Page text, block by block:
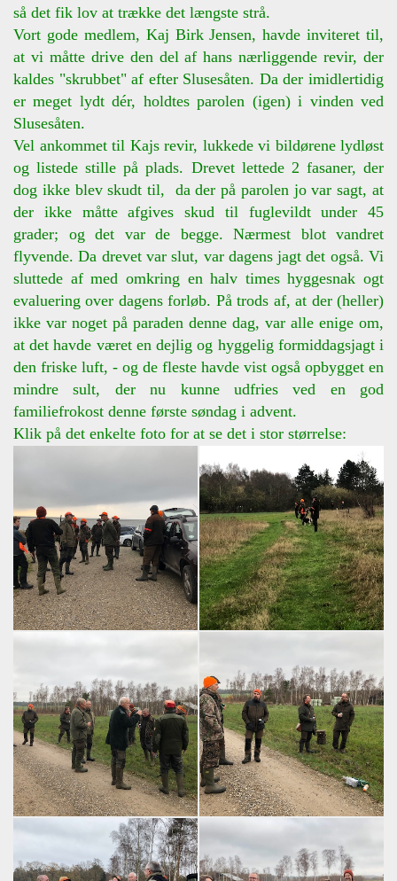
så det fik lov at trække det længste strå.
Vort gode medlem, Kaj Birk Jensen, havde inviteret til,
at vi måtte drive den del af hans nærliggende revir, der
kaldes "skrubbet" af efter Slusesåten. Da der imidlertidig
er meget lydt dér, holdtes parolen (igen) i vinden ved
Slusesåten.
Vel ankommet til Kajs revir, lukkede vi bildørene lydløst
og listede stille på plads. Drevet lettede 2 fasaner, der
dog ikke blev skudt til, da der på parolen jo var sagt, at
der ikke måtte afgives skud til fuglevildt under 45
grader; og det var de begge. Nærmest blot vandret
flyvende. Da drevet var slut, var dagens jagt det også. Vi
sluttede af med omkring en halv times hyggesnak ogt
evaluering over dagens forløb. På trods af, at der (heller)
ikke var noget på paraden denne dag, var alle enige om,
at det havde været en dejlig og hyggelig formiddagsjagt i
den friske luft, - og de fleste havde vist også opbygget en
mindre sult, der nu kunne udfries ved en god
familiefrokost denne første søndag i advent.
Klik på det enkelte foto for at se det i stor størrelse: